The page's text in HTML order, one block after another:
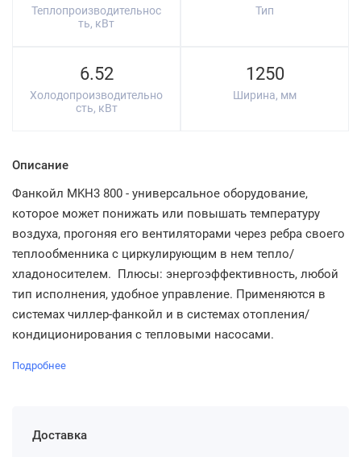
Теплопроизводительнос
ть, кВт
Тип
6.52
Холодопроизводительно
сть, кВт
1250
Ширина, мм
Описание
Фанкойл MKH3 800 - универсальное оборудование,
которое может понижать или повышать температуру
воздуха, прогоняя его вентиляторами через ребра своего
теплообменника с циркулирующим в нем тепло/
хладоносителем. Плюсы: энергоэффективность, любой
тип исполнения, удобное управление. Применяются в
системах чиллер-фанкойл и в системах отопления/
кондиционирования с тепловыми насосами.
Подробнее
Доставка